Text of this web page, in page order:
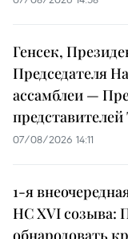
Генсек,
Председателя
ассамблеи —
07/08/2026 14:11
1-я
НС XVI созыва: